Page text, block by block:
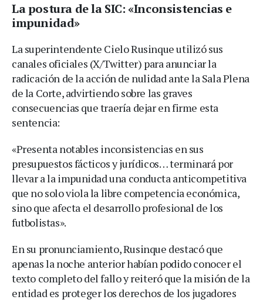
La postura de la SIC: «Inconsistencias e
impunidad»
La superintendente Cielo Rusinque utilizó sus
canales oficiales (X/Twitter) para anunciar la
radicación de la acción de nulidad ante la Sala Plena
de la Corte, advirtiendo sobre las graves
consecuencias que traería dejar en firme esta
sentencia:
«Presenta notables inconsistencias en sus
presupuestos fácticos y jurídicos… terminará por
llevar a la impunidad una conducta anticompetitiva
que no solo viola la libre competencia económica,
sino que afecta el desarrollo profesional de los
futbolistas».
En su pronunciamiento, Rusinque destacó que
apenas la noche anterior habían podido conocer el
texto completo del fallo y reiteró que la misión de la
entidad es proteger los derechos de los jugadores